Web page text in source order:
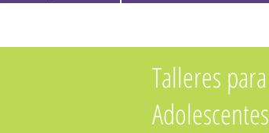
Talleres para
Adolescentes